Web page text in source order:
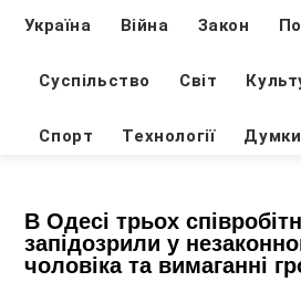
Україна Війна Закон
Суспільство Світ
Спорт Технології Думки
В Одесі трьох
запідозрили у
чоловіка та вимаганні